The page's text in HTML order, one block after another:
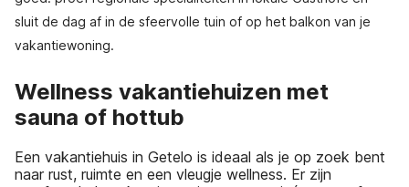
sluit de dag af in de sfeervolle tuin of op het balkon van je
vakantiewoning.
Wellness vakantiehuizen met
sauna of hottub
Een vakantiehuis in Getelo is ideaal als je op zoek bent
naar rust, ruimte en een vleugje wellness. Er zijn